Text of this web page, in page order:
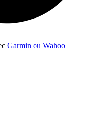
Garmin ou Wahoo